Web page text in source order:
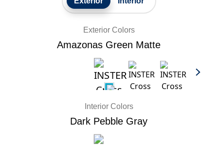
Exterior Colors
Amazonas Green Matte
Interior Colors
Dark Pebble Gray